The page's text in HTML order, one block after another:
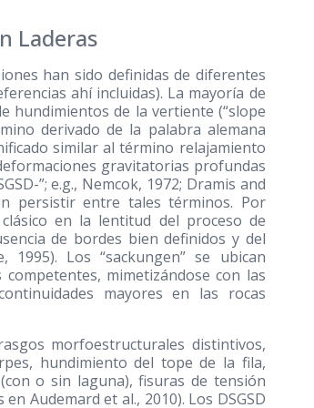
Laderas
han sido definidas de diferentes
ahí incluidas). La mayoría de
hundimientos de la vertiente (“slope
derivado de la palabra alemana
similar al término relajamiento
gravitatorias profundas
”; e.g., Nemcok, 1972; Dramis and
persistir entre tales términos. Por
en la lentitud del proceso de
de bordes bien definidos y del
Los “sackungen” se ubican
mimetizándose con las
mayores en las rocas
morfoestructurales distintivos,
hundimiento del tope de la fila,
o sin laguna), fisuras de tensión
Audemard et al., 2010). Los DSGSD